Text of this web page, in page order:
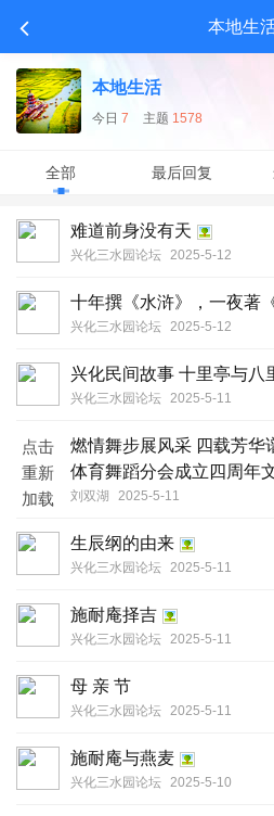
本地生
本地生活
今日 7 主题 1578
全部 最后回复
难道前身没有天
兴化三水园论坛 2025-5-12
十年撰《水浒》，一夜著
兴化三水园论坛 2025-5-12
兴化民间故事 十里亭与八
兴化三水园论坛 2025-5-11
点击
重新
加载
燃情舞步展风采 四载芳华谱新篇 ——兴化市安丰镇
体育舞蹈分会成立四周年
刘双湖 2025-5-11
生辰纲的由来
兴化三水园论坛 2025-5-11
施耐庵择吉
兴化三水园论坛 2025-5-11
母 亲 节
兴化三水园论坛 2025-5-11
施耐庵与燕麦
兴化三水园论坛 2025-5-10